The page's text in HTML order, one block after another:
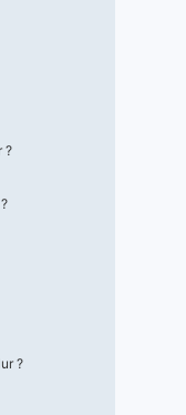
?
?